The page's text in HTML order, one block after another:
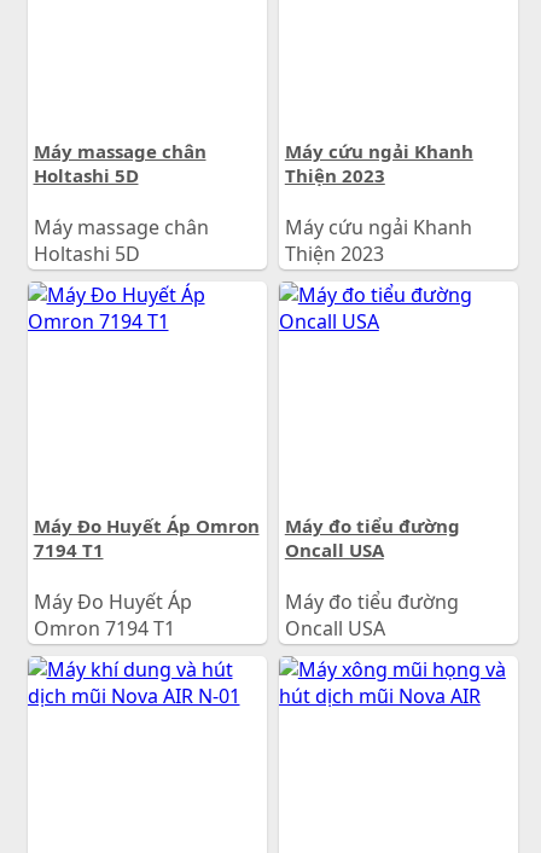
Máy massage chân
Holtashi 5D
Máy massage chân
Holtashi 5D
Giá:3.390.000đ
Máy cứu ngải Khanh
Thiện 2023
Máy cứu ngải Khanh
Thiện 2023
Giá:1.200.000đ
Máy Đo Huyết Áp Omron
7194 T1
Máy Đo Huyết Áp
Omron 7194 T1
Giá:1.650.000đ
Máy đo tiểu đường
Oncall USA
Máy đo tiểu đường
Oncall USA
Giá: 750.000đ